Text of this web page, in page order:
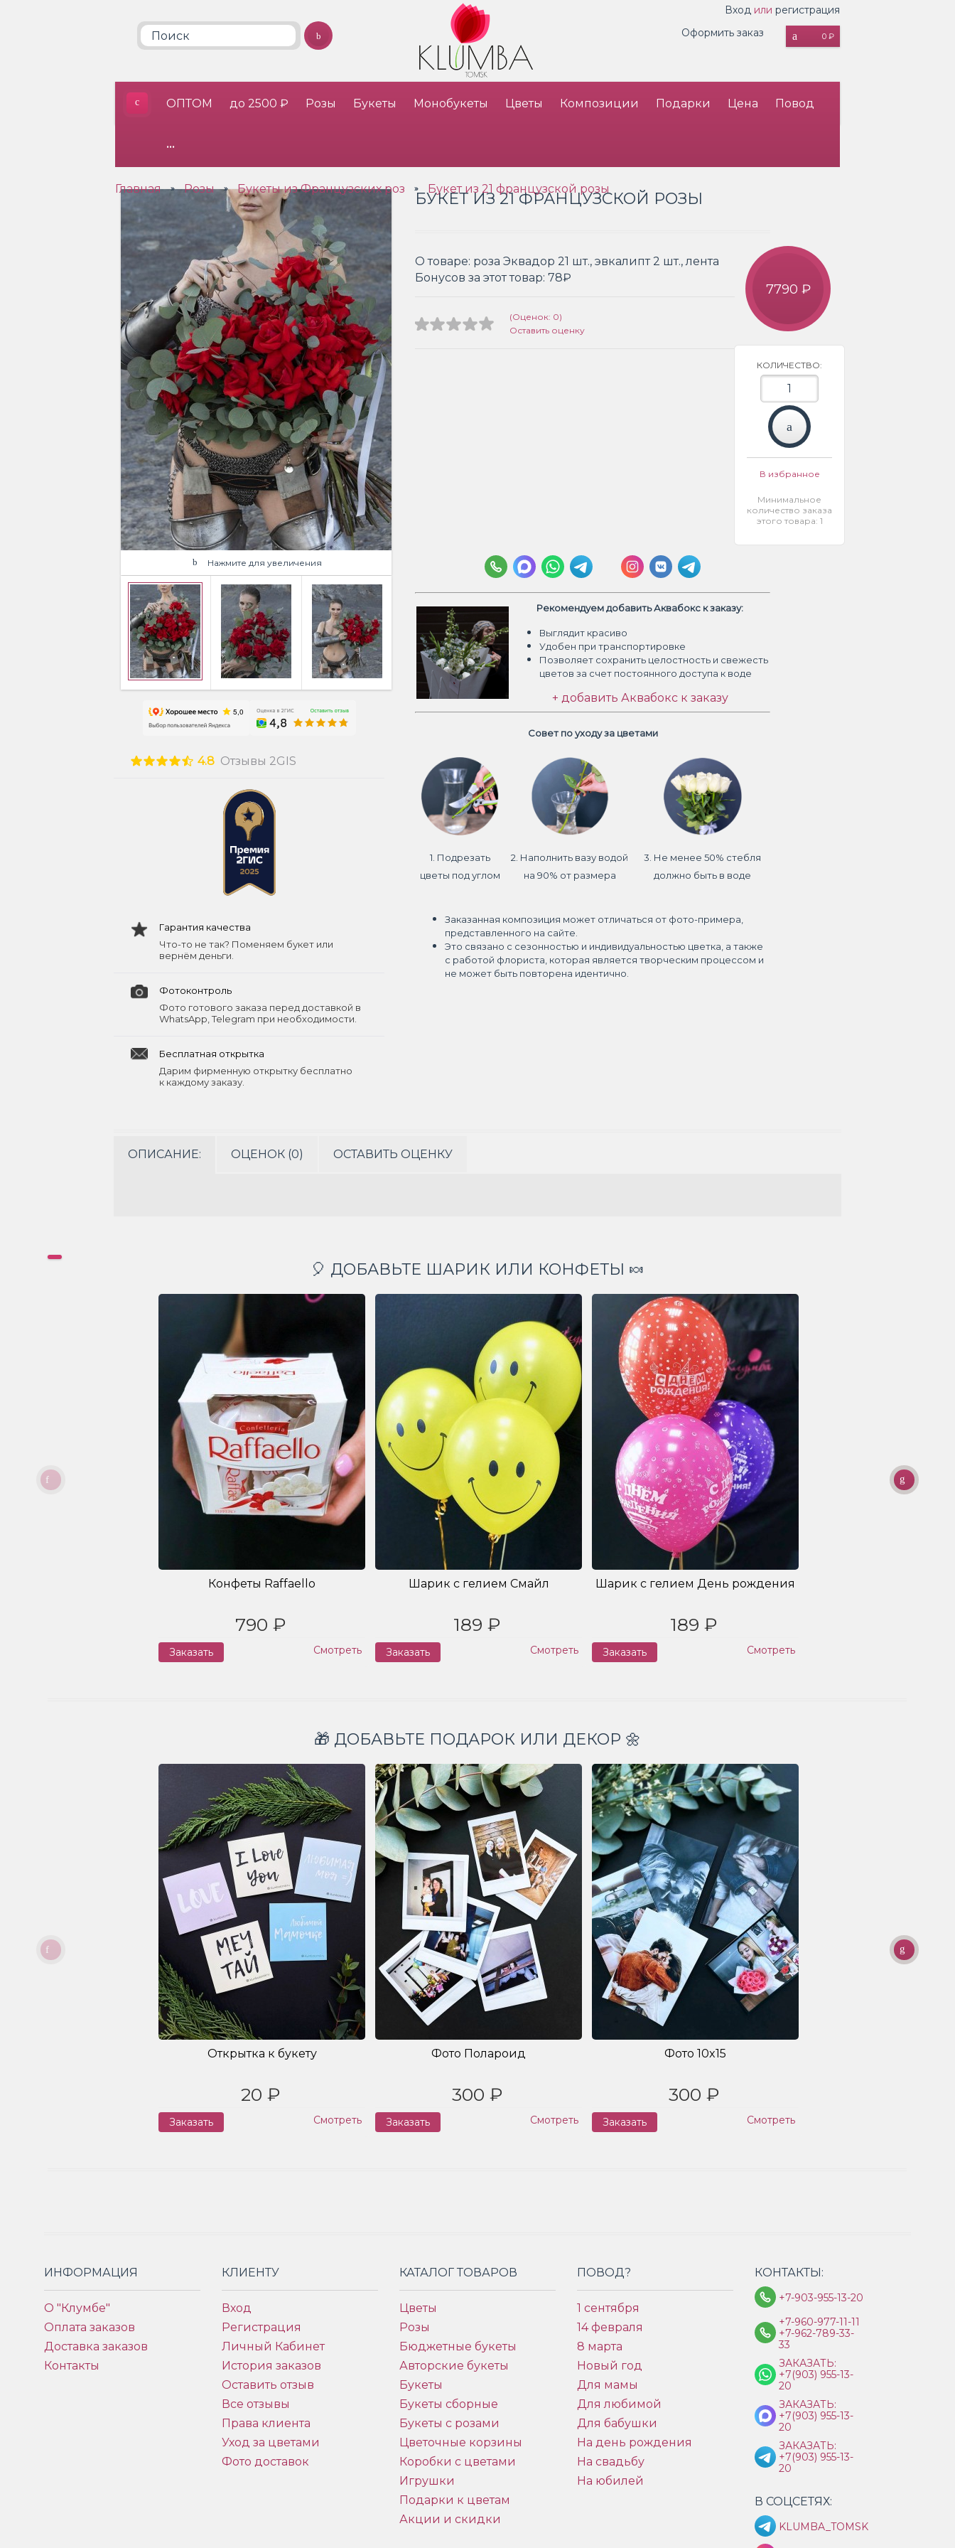
Вход или регистрация
0 ₽
Оформить заказ
ОПТОМ до 2500 ₽ Розы Букеты Монобукеты Цветы Композиции Подарки Цена Повод
•••
Главная » Розы » Букеты из Французских роз » Букет из 21 французской розы
Нажмите для увеличения
4.8 Отзывы 2GIS
Гарантия качества
Что-то не так? Поменяем букет или
вернём деньги.
Фотоконтроль
Фото готового заказа перед доставкой в
WhatsApp, Telegram при необходимости.
Бесплатная открытка
Дарим фирменную открытку бесплатно
к каждому заказу.
БУКЕТ ИЗ 21 ФРАНЦУЗСКОЙ РОЗЫ
О товаре: роза Эквадор 21 шт., эвкалипт 2 шт., лента
Бонусов за этот товар: 78₽
(Оценок: 0)
Оставить оценку
7790 ₽
КОЛИЧЕСТВО:
В избранное
Минимальное
количество заказа
этого товара: 1
Рекомендуем добавить Аквабокс к заказу:
Выглядит красиво
Удобен при транспортировке
Позволяет сохранить целостность и свежесть
цветов за счет постоянного доступа к воде
+ добавить Аквабокс к заказу
Совет по уходу за цветами
1. Подрезать
цветы под углом
2. Наполнить вазу водой
на 90% от размера
3. Не менее 50% стебля
должно быть в воде
Заказанная композиция может отличаться от фото-примера,
представленного на сайте.
Это связано с сезонностью и индивидуальностью цветка, а также
с работой флориста, которая является творческим процессом и
не может быть повторена идентично.
ОПИСАНИЕ: ОЦЕНОК (0) ОСТАВИТЬ ОЦЕНКУ
🎈 ДОБАВЬТЕ ШАРИК ИЛИ КОНФЕТЫ 🍬
Конфеты Raffaello
790 ₽
Заказать Смотреть
Шарик с гелием Смайл
189 ₽
Заказать Смотреть
Шарик с гелием День рождения
189 ₽
Заказать Смотреть
🎁 ДОБАВЬТЕ ПОДАРОК ИЛИ ДЕКОР 🌼
Открытка к букету
20 ₽
Заказать Смотреть
Фото Полароид
300 ₽
Заказать Смотреть
Фото 10x15
300 ₽
Заказать Смотреть
ИНФОРМАЦИЯ
О "Клумбе"
Оплата заказов
Доставка заказов
Контакты
КЛИЕНТУ
Вход
Регистрация
Личный Кабинет
История заказов
Оставить отзыв
Все отзывы
Права клиента
Уход за цветами
Фото доставок
КАТАЛОГ ТОВАРОВ
Цветы
Розы
Бюджетные букеты
Авторские букеты
Букеты
Букеты сборные
Букеты с розами
Цветочные корзины
Коробки с цветами
Игрушки
Подарки к цветам
Акции и скидки
ПОВОД?
1 сентября
14 февраля
8 марта
Новый год
Для мамы
Для любимой
Для бабушки
На день рождения
На свадьбу
На юбилей
КОНТАКТЫ:
+7-903-955-13-20
+7-960-977-11-11
+7-962-789-33-
33
ЗАКАЗАТЬ:
+7(903) 955-13-
20
ЗАКАЗАТЬ:
+7(903) 955-13-
20
ЗАКАЗАТЬ:
+7(903) 955-13-
20
В СОЦСЕТЯХ:
KLUMBA_TOMSK